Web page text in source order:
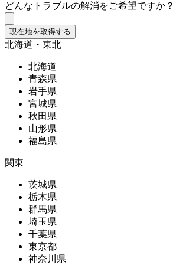
どんなトラブルの解消をご希望ですか？
現在地を取得する
北海道・東北
北海道
青森県
岩手県
宮城県
秋田県
山形県
福島県
関東
茨城県
栃木県
群馬県
埼玉県
千葉県
東京都
神奈川県